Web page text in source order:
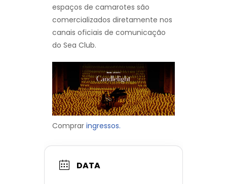
espaços de camarotes são
comercializados diretamente nos
canais oficiais de comunicação
do Sea Club.
Comprar ingressos.
DATA